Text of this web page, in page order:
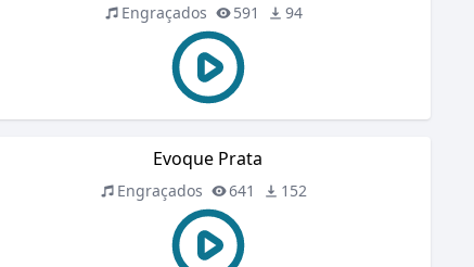
Engraçados 591 94
Evoque Prata
Engraçados 641 152